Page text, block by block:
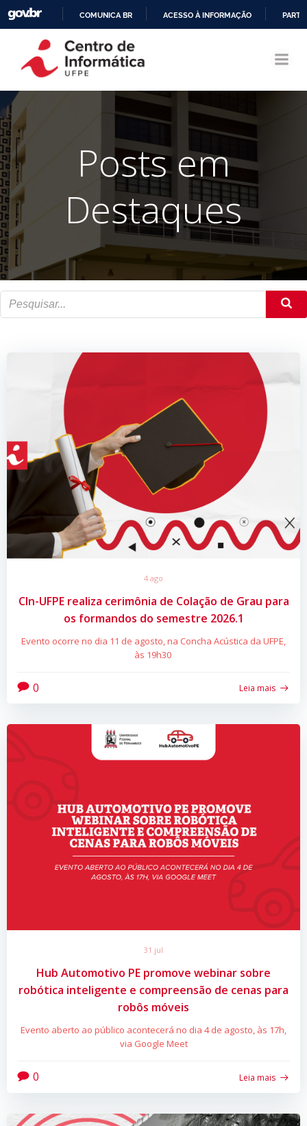
CONTEÚDO
COMUNICA BR ACESSO À INFORMAÇÃO
Posts em
Destaques
4 ago
CIn-UFPE realiza cerimônia de Colação de Grau para
os formandos do semestre 2026.1
Evento ocorre no dia 11 de agosto, na Concha Acústica da UFPE,
às 19h30
0 Leia mais
31 jul
Hub Automotivo PE promove webinar sobre
robótica inteligente e compreensão de cenas para
robôs móveis
Evento aberto ao público acontecerá no dia 4 de agosto, às 17h,
via Google Meet
0 Leia mais